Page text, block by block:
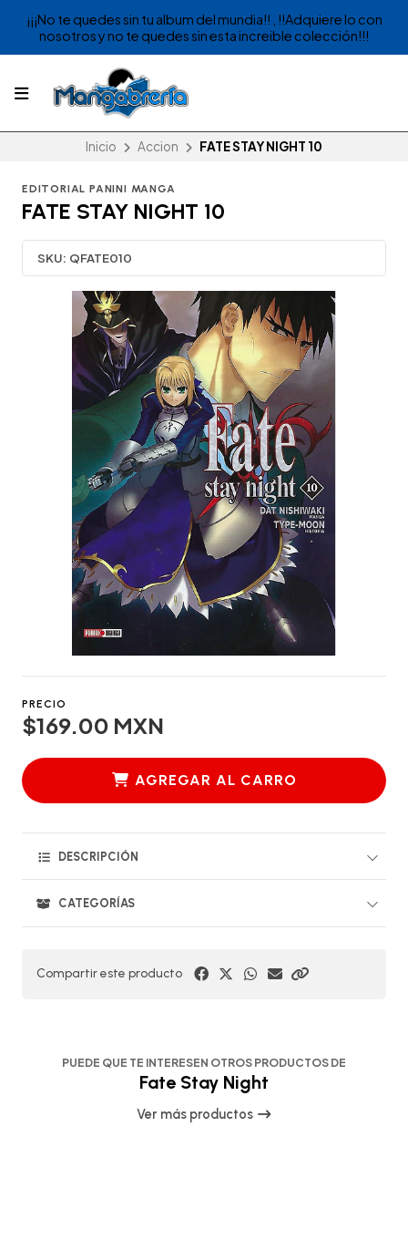
¡¡¡No te quedes sin tu album del mundia!! , !!Adquiere lo con
nosotros y no te quedes sin esta increible colección!!!
Inicio Accion FATE STAY NIGHT 10
EDITORIAL PANINI MANGA
FATE STAY NIGHT 10
SKU: QFATE010
PRECIO
$169.00 MXN
AGREGAR AL CARRO
DESCRIPCIÓN
CATEGORÍAS
Compartir este producto
PUEDE QUE TE INTERESEN OTROS PRODUCTOS DE
Fate Stay Night
Ver más productos